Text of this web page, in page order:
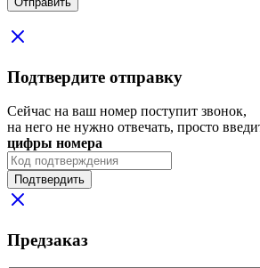
Подтвердите отправку
Сейчас на ваш номер поступит звонок,
на него не нужно отвечать, просто
цифры номера
Подтвердить
Предзаказ